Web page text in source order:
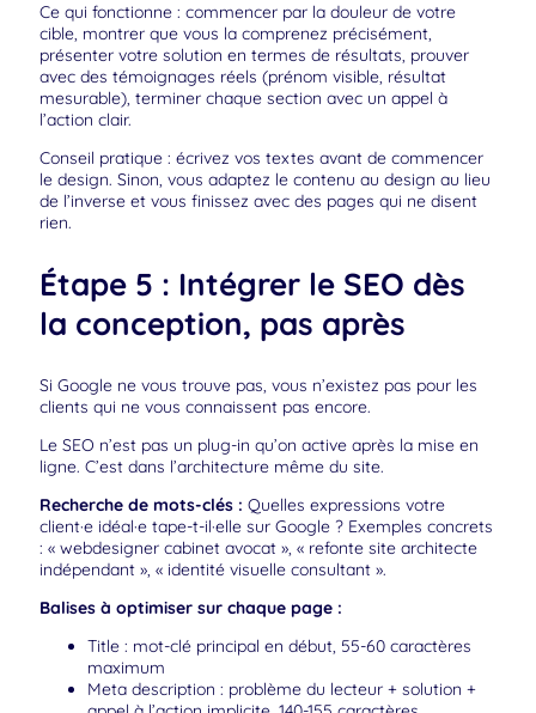
Ce qui fonctionne : commencer par la douleur de votre
cible, montrer que vous la comprenez précisément,
présenter votre solution en termes de résultats, prouver
avec des témoignages réels (prénom visible, résultat
mesurable), terminer chaque section avec un appel à
l’action clair.
Conseil pratique : écrivez vos textes avant de commencer
le design. Sinon, vous adaptez le contenu au design au lieu
de l’inverse et vous finissez avec des pages qui ne disent
rien.
Étape 5 : Intégrer le SEO dès
la conception, pas après
Si Google ne vous trouve pas, vous n’existez pas pour les
clients qui ne vous connaissent pas encore.
Le SEO n’est pas un plug-in qu’on active après la mise en
ligne. C’est dans l’architecture même du site.
Recherche de mots-clés : Quelles expressions votre
client·e idéal·e tape-t-il·elle sur Google ? Exemples concrets
: « webdesigner cabinet avocat », « refonte site architecte
indépendant », « identité visuelle consultant ».
Balises à optimiser sur chaque page :
Title : mot-clé principal en début, 55-60 caractères
maximum
Meta description : problème du lecteur + solution +